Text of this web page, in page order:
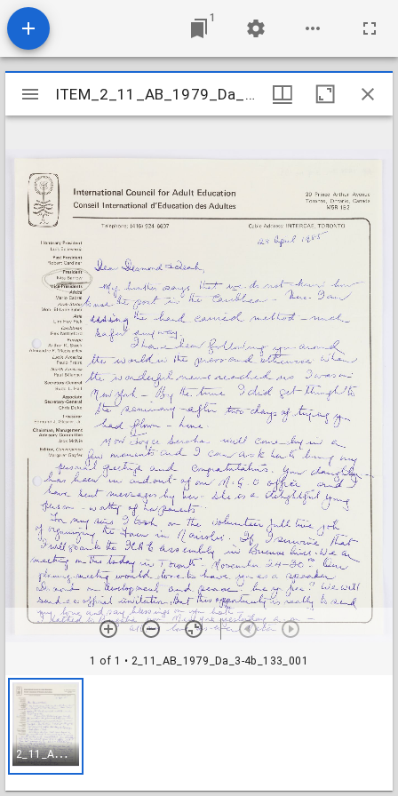
1
Mirador
viewer
ITEM_2_11_AB_1979_Da_3-4b_133
1 of 1 • 2_11_AB_1979_Da_3-4b_133_001
2
_11_AB_1979_Da_3-4b_133_001
ITEM_2_11_AB_1979_Da_3-4b_133